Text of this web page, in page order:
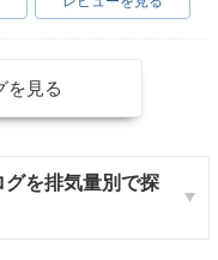
を見る
を排気量別で探